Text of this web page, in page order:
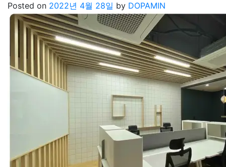
Posted on 2022년 4월 28일 by DOPAMIN